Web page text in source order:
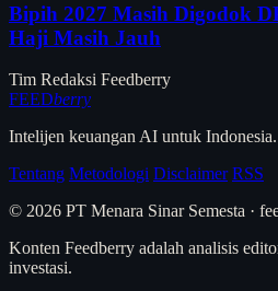
Bipih 2027 Masih Digodok
Haji Masih Jauh
Tim Redaksi Feedberry
FEEDberry
Intelijen keuangan AI untuk Indonesia.
Tentang Metodologi Disclaimer RSS
© 2026 PT Menara Sinar Semesta ·
Konten Feedberry adalah analisis
investasi.